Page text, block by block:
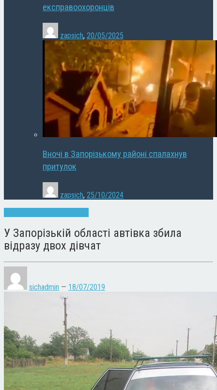
експравоохоронців
zapsich, 20/05/2025
Вночі в Запорізькому районі спалахнув
притулок
zapsich, 25/10/2024
У Запорізькій області автівка збила
відразу двох дівчат
sichadmin — 18/07/2019